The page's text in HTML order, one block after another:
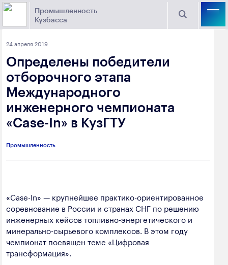
Промышленность
Кузбасса
Поиск
Торговая площадка Кузбасса
Выберите отрасль
Угольная промышленность
Горно-металлургическая промышленность
Химическая промышленность
Электроэнергетика
Промышленность строительных материалов
Добыча общераспространенных
полезных ископаемых
Лёгкая промышленность
Предприятия
промышленности
dprom@ako.ru
24 апреля 2019
Определены победители
отборочного этапа
Международного
инженерного чемпионата
«Case-In» в КузГТУ
Промышленность
«Case-In» — крупнейшее практико-ориентированное
соревнование в России и странах СНГ по решению
инженерных кейсов топливно-энергетического и
минерально-сырьевого комплексов. В этом году
чемпионат посвящен теме «Цифровая
трансформация».